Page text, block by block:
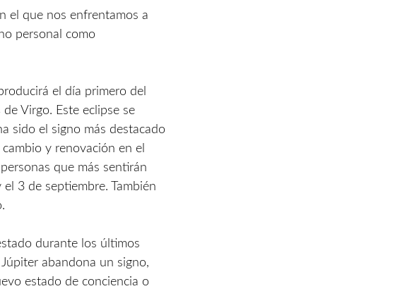
el que nos enfrentamos a
personal como
el día primero del
Virgo. Este eclipse se
sido el signo más destacado
y renovación en el
que más sentirán
3 de septiembre. También
durante los últimos
abandona un signo,
estado de conciencia o